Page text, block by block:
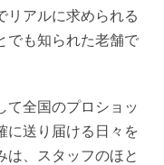
リアルに求められる
でも知られた老舗で
て全国のプロショッ
に送り届ける日々を
は、スタッフのほと